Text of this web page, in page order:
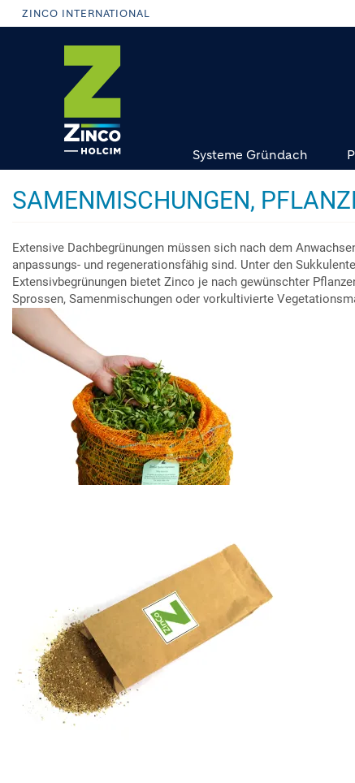
Direkt
zum
ZINCO INTERNATIONAL
Systeme Gründach
SAMENMISCHUNGEN,
Extensive Dachbegrünungen müssen sich nach dem
anpassungs- und regenerationsfähig sind. Unter den
Extensivbegrünungen bietet Zinco je nach gewünschter
Sprossen, Samenmischungen oder vorkultivierte